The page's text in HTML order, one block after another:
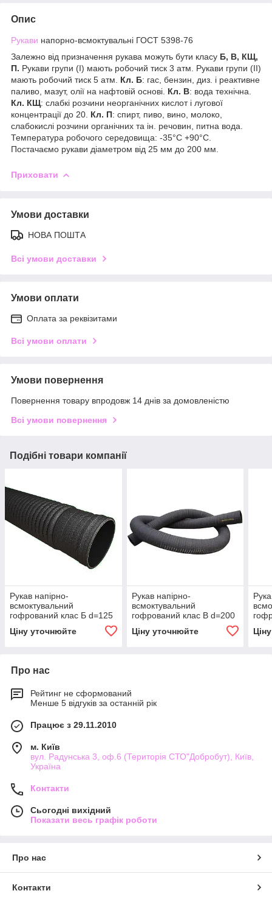
Опис
Рукави напорно-всмоктувальні ГОСТ 5398-76
Залежно від призначення рукава можуть бути класу Б, В, КЩ,
П. Рукави групи (I) мають робочий тиск 3 атм. Рукави групи (II)
мають робочий тиск 5 атм. Кл. Б: гас, бензин, диз. і реактивне
паливо, мазут, олії на нафтовій основі. Кл. В: вода технічна.
Кл. КЩ: слабкі розчини неорганічних кислот і лугової
концентрації до 20. Кл. П: спирт, пиво, вино, молоко,
слабокислі розчини органічних та ін. речовин, питна вода.
Температура робочого середовища: -35°С +90°С.
Постачаємо рукави діаметром від 25 мм до 200 мм.
Приховати
Умови доставки
НОВА ПОШТА
Всі умови доставки
Умови оплати
Оплата за реквізитами
Всі умови оплати
Умови повернення
Повернення товару впродовж 14 днів за домовленістю
Всі умови повернення
Подібні товари компанії
Рукав напірно-
всмоктувальний
гофрований клас Б d=125
Ціну уточнюйте
Рукав напірно-
всмоктувальний
гофрований клас В d=200
Ціну уточнюйте
Про нас
Рейтинг не сформований
Менше 5 відгуків за останній рік
Працює з 29.11.2010
м. Київ
вул. Радунська 3, оф.6 (Територія СТО"Добробут), Київ,
Україна
Контакти
Сьогодні вихідний
Показати весь графік роботи
Про нас
Контакти